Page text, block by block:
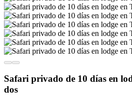
Safari privado de 10 días en
dos